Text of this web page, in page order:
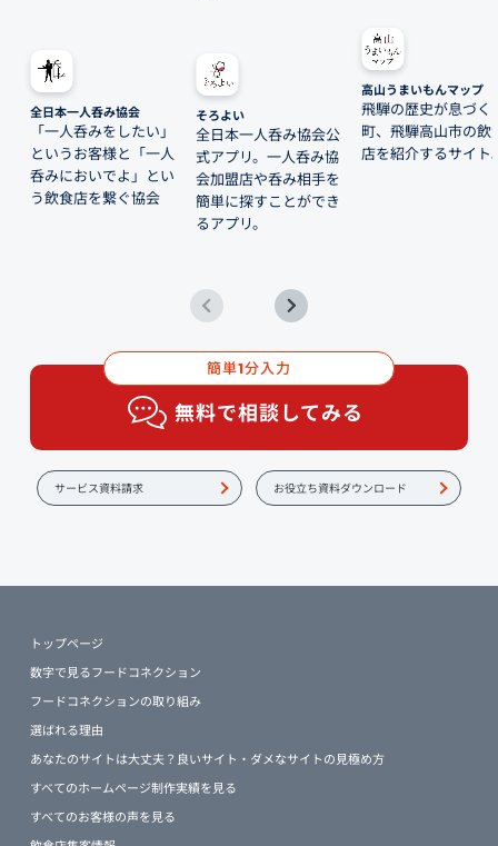
全日本一人呑み協会
「一人呑みをしたい」
というお客様と「一人
呑みにおいでよ」とい
う飲食店を繋ぐ協会
そろよい
全日本一人呑み協会公
式アプリ。一人呑み協
会加盟店や呑み相手を
簡単に探すことができ
るアプリ。
高山うまいもんマップ
飛騨の歴史が息づく
町、飛騨高山市の飲
店を紹介するサイト
簡単1分入力
無料で相談してみる
サービス資料請求 お役立ち資料ダウンロード
トップページ
数字で見るフードコネクション
フードコネクションの取り組み
選ばれる理由
あなたのサイトは大丈夫？良いサイト・ダメなサイトの見極め方
すべてのホームページ制作実績を見る
すべてのお客様の声を見る